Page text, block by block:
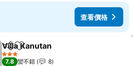
查看價格
分享 加入我的最愛
Villa Kanutan
3 星級
7.8 蠻不錯
8